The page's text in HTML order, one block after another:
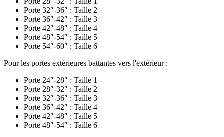
Porte 32″-36″ : Taille 2
Porte 36″-42″ : Taille 3
Porte 42″-48″ : Taille 4
Porte 48″-54″ : Taille 5
Porte 54″-60″ : Taille 6
Pour les portes extérieures battantes vers l'extérieur :
Porte 24″-28″ : Taille 1
Porte 28″-32″ : Taille 2
Porte 32″-36″ : Taille 3
Porte 36″-42″ : Taille 4
Porte 42″-48″ : Taille 5
Porte 48″-54″ : Taille 6